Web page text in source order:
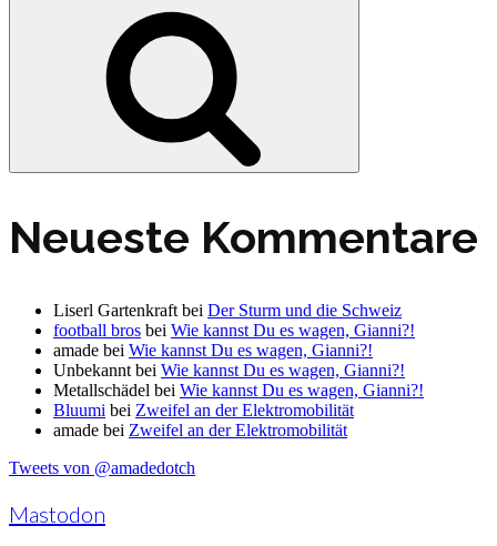
Neueste Kommentare
Liserl Gartenkraft bei Der Sturm und die Schweiz
football bros bei Wie kannst Du es wagen, Gianni?!
amade bei Wie kannst Du es wagen, Gianni?!
Unbekannt bei Wie kannst Du es wagen, Gianni?!
Metallschädel bei Wie kannst Du es wagen, Gianni?!
Bluumi bei Zweifel an der Elektromobilität
amade bei Zweifel an der Elektromobilität
Tweets von @amadedotch
Mastodon